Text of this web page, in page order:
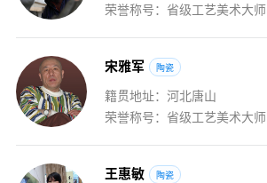
荣誉称号：省级工艺美术大师
宋雅军 陶瓷
籍贯地址：河北唐山
荣誉称号：省级工艺美术大师
王惠敏 陶瓷